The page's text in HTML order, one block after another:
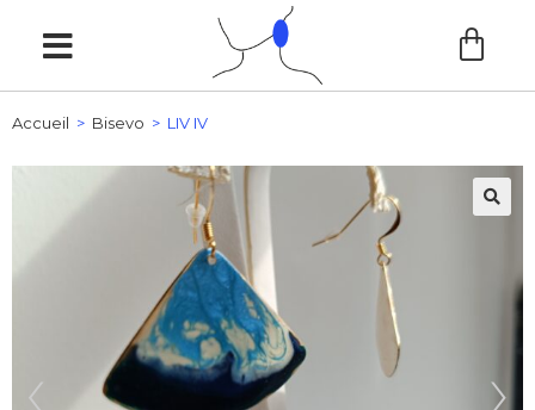
Accueil > Bisevo > LIV IV